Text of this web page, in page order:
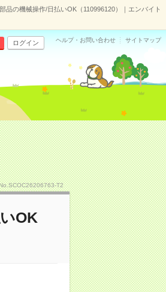
品の機械操作/日払いOK（110996120）｜エンバイト
ログイン ヘルプ・お問い合わせ サイトマップ
T2
OK